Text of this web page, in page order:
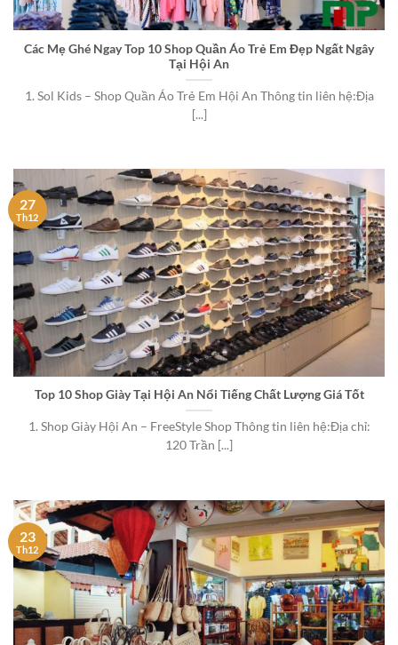
Các Mẹ Ghé Ngay Top 10 Shop Quần Áo Trẻ Em Đẹp Ngất Ngây
Tại Hội An
1. Sol Kids – Shop Quần Áo Trẻ Em Hội An Thông tin liên hệ:Địa
[...]
Top 10 Shop Giày Tại Hội An Nổi Tiếng Chất Lượng Giá Tốt
1. Shop Giày Hội An – FreeStyle Shop Thông tin liên hệ:Địa chỉ:
120 Trần [...]
27
Th12
23
Th12